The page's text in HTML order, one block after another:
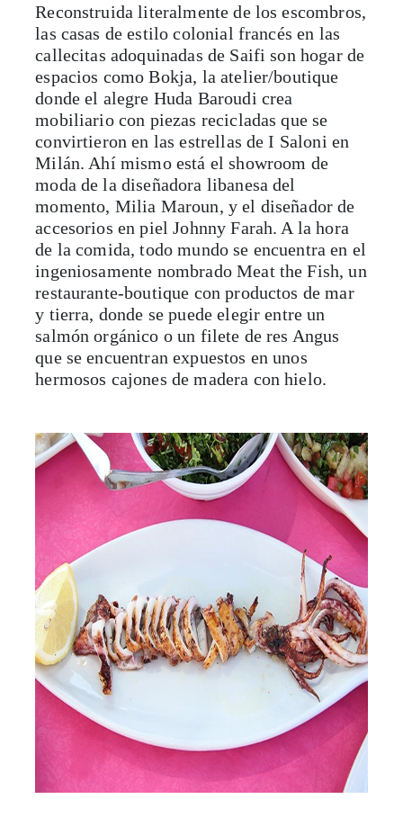
Reconstruida literalmente de los escombros,
las casas de estilo colonial francés en las
callecitas adoquinadas de Saifi son hogar de
espacios como Bokja, la atelier/boutique
donde el alegre Huda Baroudi crea
mobiliario con piezas recicladas que se
convirtieron en las estrellas de I Saloni en
Milán. Ahí mismo está el showroom de
moda de la diseñadora libanesa del
momento, Milia Maroun, y el diseñador de
accesorios en piel Johnny Farah. A la hora
de la comida, todo mundo se encuentra en el
ingeniosamente nombrado Meat the Fish, un
restaurante-boutique con productos de mar
y tierra, donde se puede elegir entre un
salmón orgánico o un filete de res Angus
que se encuentran expuestos en unos
hermosos cajones de madera con hielo.